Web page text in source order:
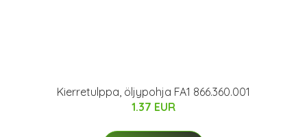
Kierretulppa, öljypohja FA1 866.360.001
1.37 EUR